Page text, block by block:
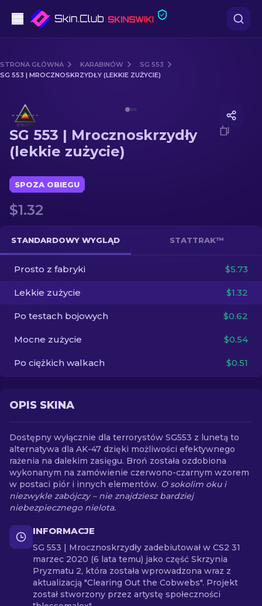
Średni poziom
karabinów snajperskich
rękawiczek
Inne
PL
STRONA GŁÓWNA KARABINÓW
SG 553
SG 553 | MROCZNOSKRZYDŁY (LEKKIE ZUŻYCIE)
SG 553 | Mrocznoskrzydły
(lekkie zużycie)
SPOZA OBIEGU
$1.32
STANDARDOWY WYGLĄD STATTRAK™
Prosto z fabryki $5.73
Lekkie zużycie $1.32
Po testach bojowych $0.62
Mocne zużycie $0.54
Po ciężkich walkach $0.51
OPIS SKINA
Dostępny wyłącznie dla terrorystów SG553 z lunetą to
alternatywa dla AK-47 dzięki możliwości efektywnego
rażenia na dalekim zasięgu. Broń została ozdobiona
wykonanym na zamówienie czerwono-czarnym wzorem
w postaci piór i innych elementów. O sokolim oku i
niezwykle zabójczy – nie znajdziesz bardziej
niebezpiecznego nielota.
INFORMACJE
SG 553 | Mrocznoskrzydły zadebiutował w CS2 31
marzec 2020 (6 lata temu) jako część Skrzynia
Pryzmatu 2, która została wprowadzona wraz z
aktualizacją "Clearing Out the Cobwebs". Projekt
został stworzony przez artystę społeczności